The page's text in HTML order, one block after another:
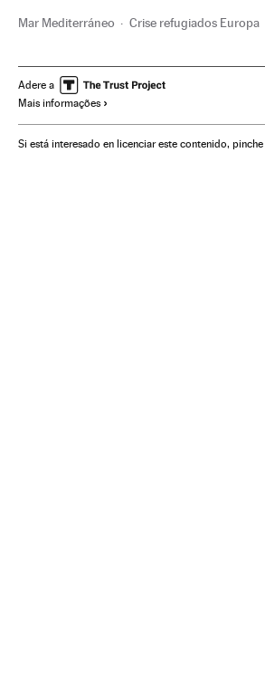
Mar Mediterráneo Crise refugiados Europa
Crise humanitária Refugiados
Imigração Política migração
Catástrofes Fronteiras Espaços naturais
Adere a
Mais informações
Si está interesado en licenciar este contenido, pinche